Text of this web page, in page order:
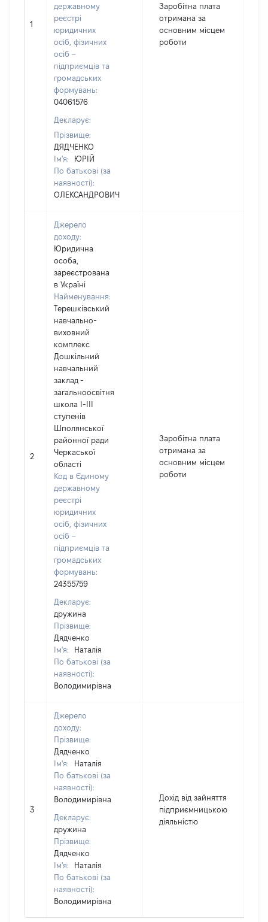
1
державному
реєстрі
юридичних
осіб, фізичних
осіб –
підприємців та
громадських
формувань:
04061576
Декларує:
Прізвище:
ДЯДЧЕНКО
Ім'я:
ЮРІЙ
По батькові (за
наявності):
ОЛЕКСАНДРОВИЧ
Заробітна плата
отримана за
основним місцем
роботи
2
Джерело
доходу:
Юридична
особа,
зареєстрована
в Україні
Найменування:
Терешківський
навчально-
виховний
комплекс
Дошкільний
навчальний
заклад -
загальноосвітня
школа І-ІІІ
ступенів
Шполянської
районної ради
Черкаської
області
Код в Єдиному
державному
реєстрі
юридичних
осіб, фізичних
осіб –
підприємців та
громадських
формувань:
24355759
Декларує:
дружина
Прізвище:
Дядченко
Ім'я:
Наталія
По батькові (за
наявності):
Володимирівна
Заробітна плата
отримана за
основним місцем
роботи
3
Джерело
доходу:
Прізвище:
Дядченко
Ім'я:
Наталія
По батькові (за
наявності):
Володимирівна
Декларує:
дружина
Прізвище:
Дядченко
Ім'я:
Наталія
По батькові (за
наявності):
Володимирівна
Дохід від зайняття
підприємницькою
діяльністю